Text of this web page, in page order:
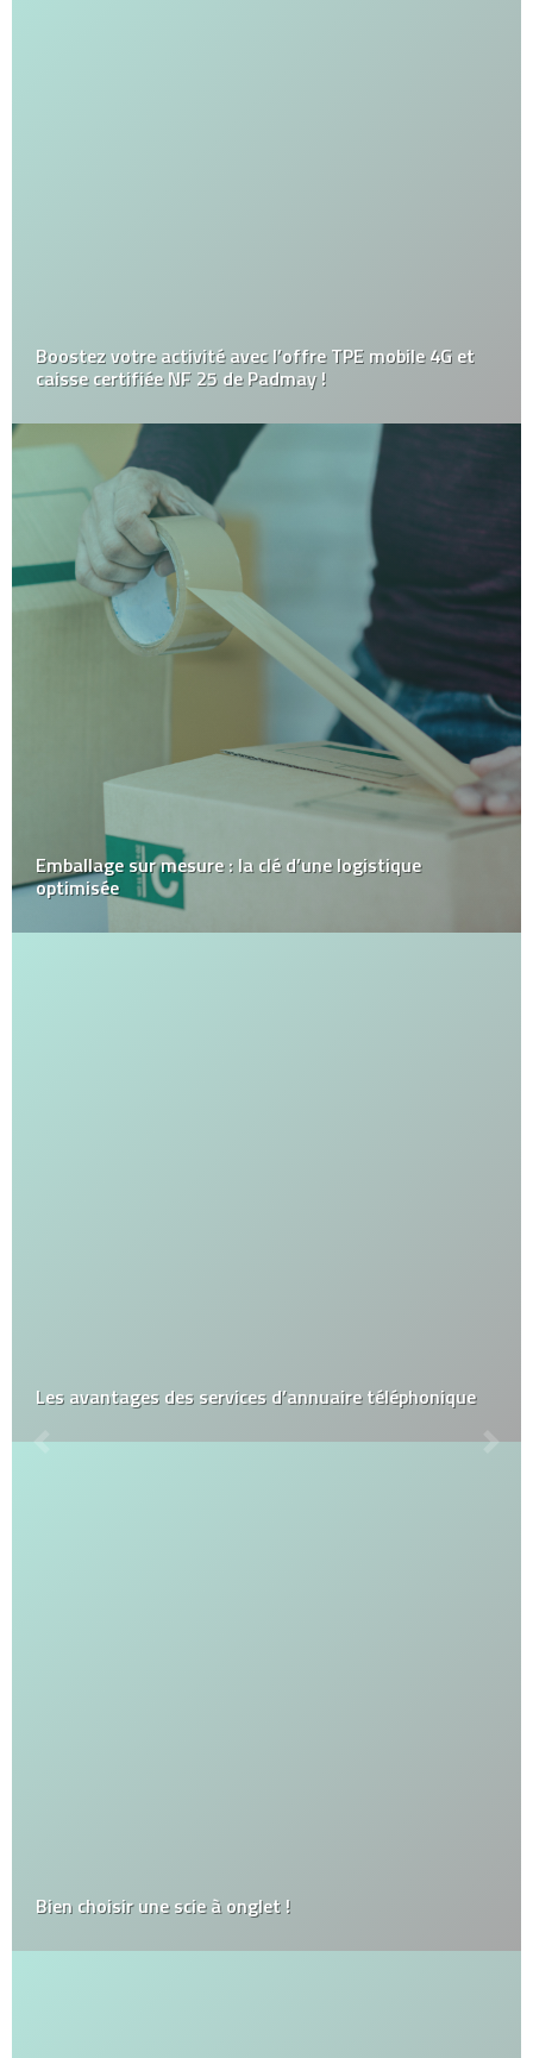
Boostez votre activité avec l’offre TPE mobile 4G et
caisse certifiée NF 25 de Padmay !
Emballage sur mesure : la clé d’une logistique
optimisée
Les avantages des services d’annuaire téléphonique
Bien choisir une scie à onglet !